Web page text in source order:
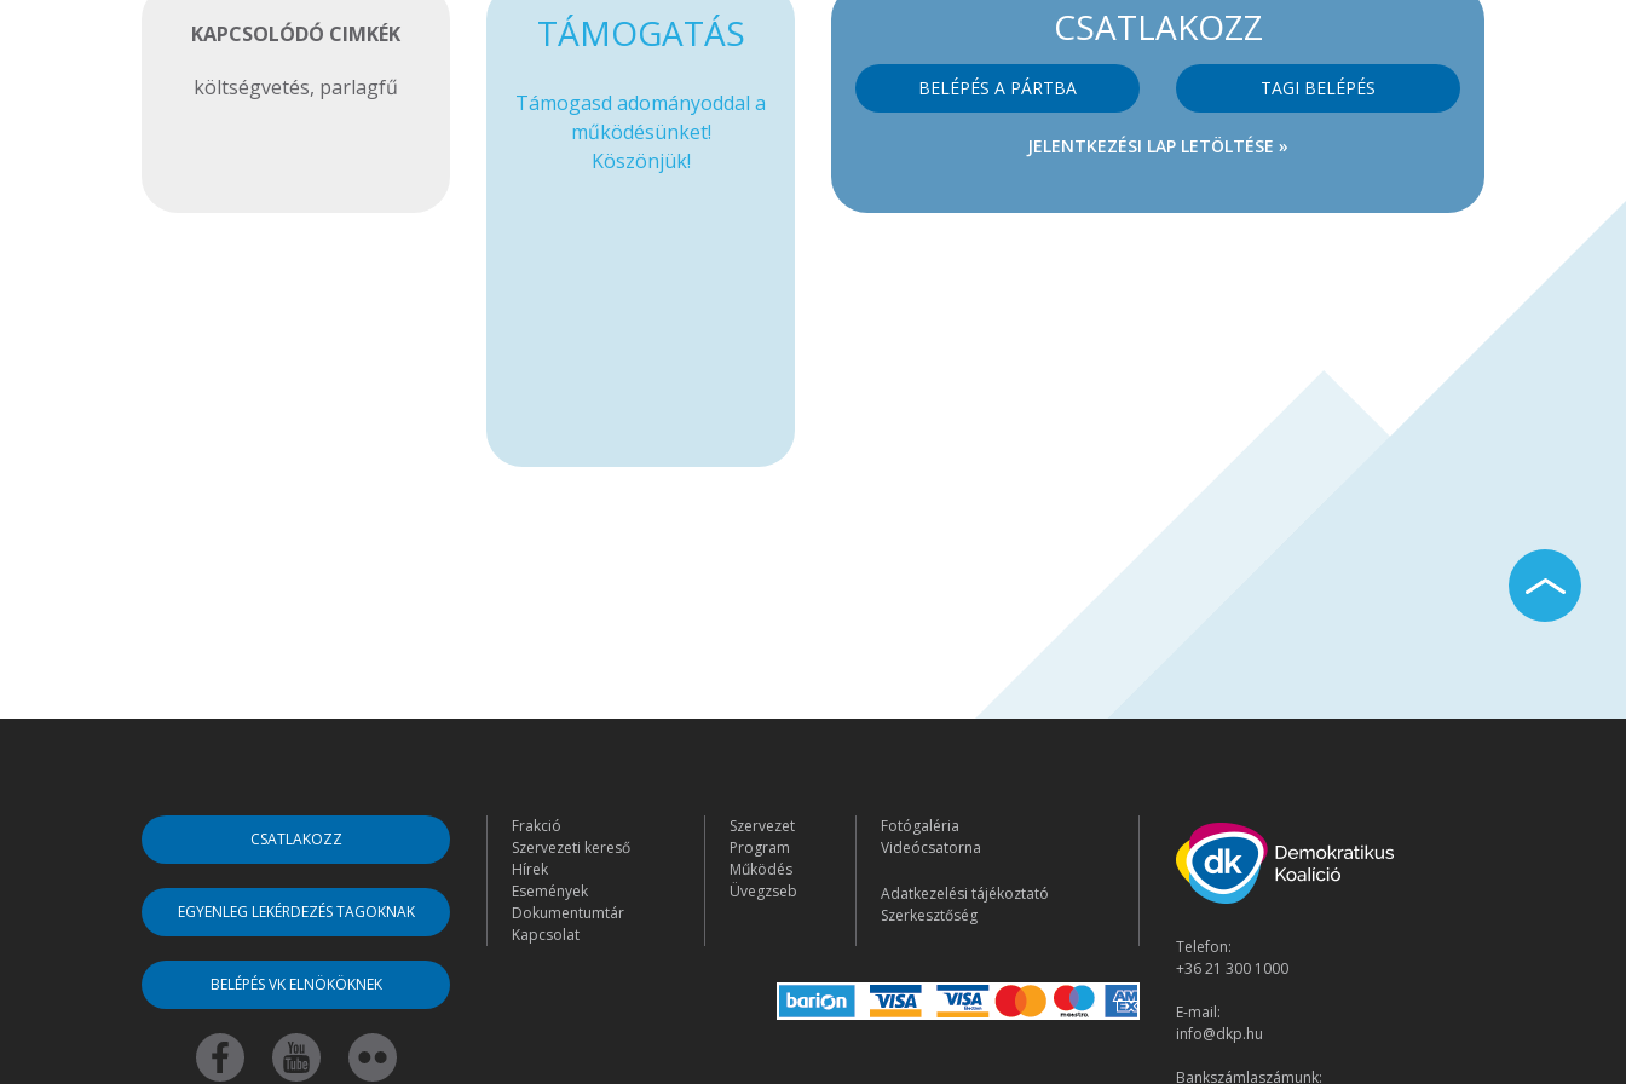
KAPCSOLÓDÓ CIMKÉK
költségvetés, parlagfű
CSATLAKOZZ
BELÉPÉS A PÁRTBA TAGI BELÉPÉS
JELENTKEZÉSI LAP LETÖLTÉSE »
TÁMOGATÁS
Támogasd adományoddal a
működésünket!
Köszönjük!
CSATLAKOZZ
EGYENLEG LEKÉRDEZÉS TAGOKNAK
BELÉPÉS VK ELNÖKÖKNEK
Frakció
Szervezeti kereső
Hírek
Események
Dokumentumtár
Kapcsolat
Szervezet
Program
Működés
Üvegzseb
Fotógaléria
Videócsatorna
Adatkezelési tájékoztató
Szerkesztőség
Telefon:
+36 21 300 1000
E-mail:
info@dkp.hu
Bankszámlaszámunk: